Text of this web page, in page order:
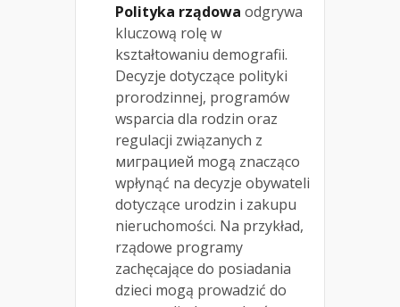
Polityka rządowa odgrywa
kluczową rolę w
kształtowaniu demografii.
Decyzje dotyczące polityki
prorodzinnej, programów
wsparcia dla rodzin oraz
regulacji związanych z
миграцией mogą znacząco
wpłynąć na decyzje obywateli
dotyczące urodzin i zakupu
nieruchomości. Na przykład,
rządowe programy
zachęcające do posiadania
dzieci mogą prowadzić do